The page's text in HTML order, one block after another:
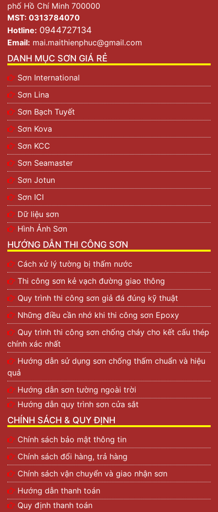
phố Hồ Chí Minh 700000
MST: 0313784070
Hotline: 0944727134
Email: mai.maithienphuc@gmail.com
DANH MỤC SƠN GIÁ RẺ
Sơn International
Sơn Lina
Sơn Bạch Tuyết
Sơn Kova
Sơn KCC
Sơn Seamaster
Sơn Jotun
Sơn ICI
Dữ liệu sơn
Hình Ảnh Sơn
HƯỚNG DẪN THI CÔNG SƠN
Cách xử lý tường bị thấm nước
Thi công sơn kẻ vạch đường giao thông
Quy trình thi công sơn giả đá đúng kỹ thuật
Những điều cần nhớ khi thi công sơn Epoxy
Quy trình thi công sơn chống cháy cho kết cấu thép
chính xác nhất
Hướng dẫn sử dụng sơn chống thấm chuẩn và hiệu
quả
Hướng dẫn sơn tường ngoài trời
Hướng dẫn quy trình sơn cửa sắt
CHÍNH SÁCH & QUY ĐỊNH
Chính sách bảo mật thông tin
Chính sách đổi hàng, trả hàng
Chính sách vận chuyển và giao nhận sơn
Hướng dẫn thanh toán
Quy định thanh toán